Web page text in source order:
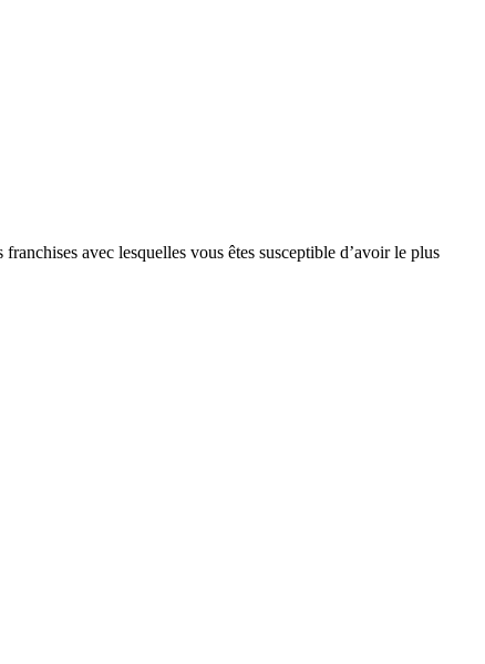
avec lesquelles vous êtes susceptible d’avoir le plus